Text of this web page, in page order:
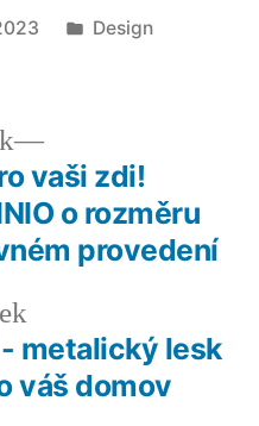
Publikováno
Design
Předchozí
příspěvek:
metalický lesk
váš domov
Následující
příspěvek:
vaši zdi!
o rozměru
provedení